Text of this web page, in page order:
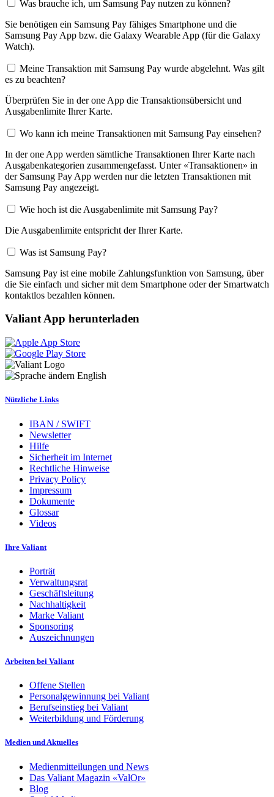
Was brauche ich, um Samsung Pay nutzen zu können?
Sie benötigen ein Samsung Pay fähiges Smartphone und die
Samsung Pay App bzw. die Galaxy Wearable App (für die Galaxy
Watch).
Meine Transaktion mit Samsung Pay wurde abgelehnt. Was gilt
es zu beachten?
Überprüfen Sie in der one App die Transaktionsübersicht und
Ausgabenlimite Ihrer Karte.
Wo kann ich meine Transaktionen mit Samsung Pay einsehen?
In der one App werden sämtliche Transaktionen Ihrer Karte nach
Ausgabenkategorien zusammengefasst. Unter «Transaktionen» in
der Samsung Pay App werden nur die letzten Transaktionen mit
Samsung Pay angezeigt.
Wie hoch ist die Ausgabenlimite mit Samsung Pay?
Die Ausgabenlimite entspricht der Ihrer Karte.
Was ist Samsung Pay?
Samsung Pay ist eine mobile Zahlungsfunktion von Samsung, über
die Sie einfach und sicher mit dem Smartphone oder der Smartwatch
kontaktlos bezahlen können.
Valiant App herunterladen
English
Nützliche Links
IBAN / SWIFT
Newsletter
Hilfe
Sicherheit im Internet
Rechtliche Hinweise
Privacy Policy
Impressum
Dokumente
Glossar
Videos
Ihre Valiant
Porträt
Verwaltungsrat
Geschäftsleitung
Nachhaltigkeit
Marke Valiant
Sponsoring
Auszeichnungen
Arbeiten bei Valiant
Offene Stellen
Personalgewinnung bei Valiant
Berufseinstieg bei Valiant
Weiterbildung und Förderung
Medien und Aktuelles
Medienmitteilungen und News
Das Valiant Magazin «ValOr»
Blog